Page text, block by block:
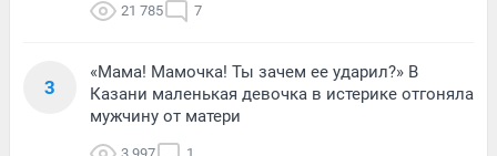
21 785 7
3
«Мама! Мамочка! Ты зачем ее ударил?» В
Казани маленькая девочка в истерике отгоняла
мужчину от матери